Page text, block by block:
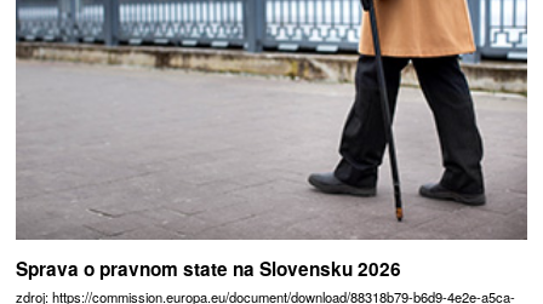
Sprava o pravnom state na Slovensku 2026
zdroj: https://commission.europa.eu/document/download/88318b79-b6d9-4e2e-a5ca-